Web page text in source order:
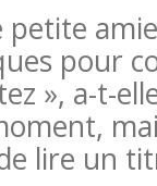
pour
», a-t-
lire un